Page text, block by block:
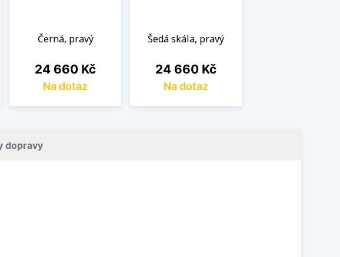
Černá, pravý
Cena
24 660 Kč
Na dotaz
Šedá skála, pravý
Cena
24 660 Kč
Na dotaz
dopravy